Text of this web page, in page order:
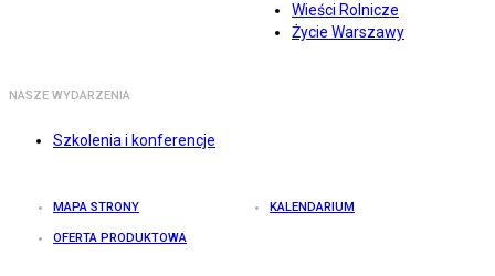
Wieści Rolnicze
Życie Warszawy
NASZE WYDARZENIA
Szkolenia i konferencje
MAPA STRONY KALENDARIUM
OFERTA PRODUKTOWA